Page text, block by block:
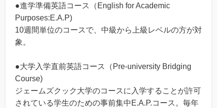
●進学準備英語コース（English for Academic
Purposes:E.A.P)
10週間単位のコースで、中級から上級レベルの方が対
象。
●大学入学直前英語コース（Pre-university Bridging
Course)
ジェームズクック大学のコースに入学することが許可
されている学生のための事前集中E.A.P.コース。毎年